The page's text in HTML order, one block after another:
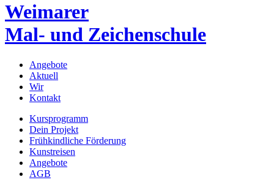
Weimarer
Mal- und Zeichenschule
Angebote
Aktuell
Wir
Kontakt
Kursprogramm
Dein Projekt
Frühkindliche Förderung
Kunstreisen
Angebote
AGB